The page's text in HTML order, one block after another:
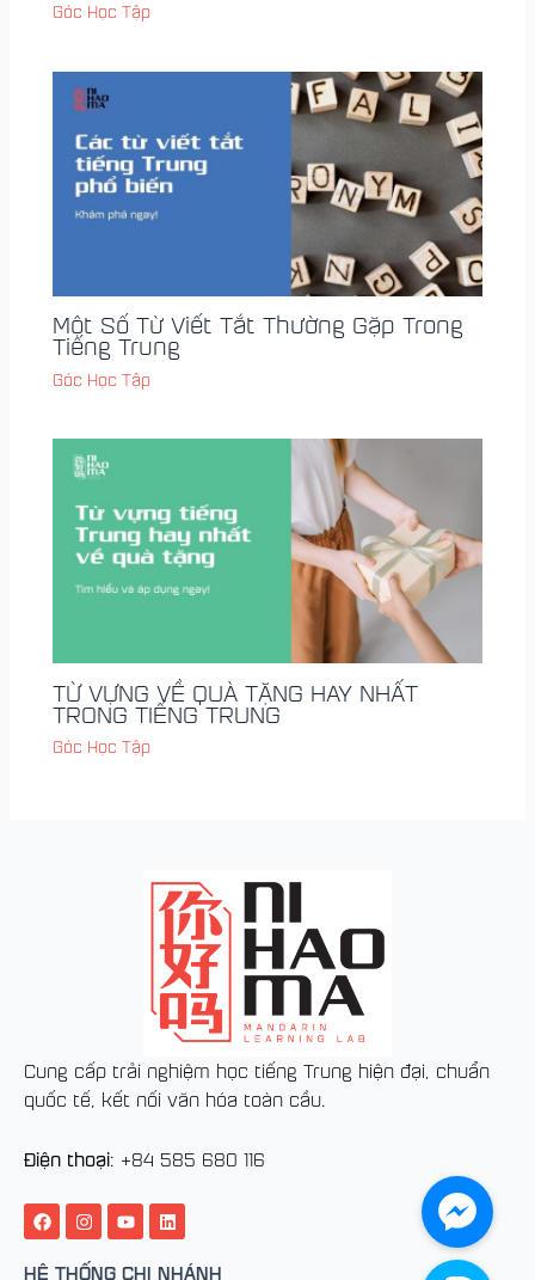
Góc Học Tập
Một Số Từ Viết Tắt Thường Gặp Trong
Tiếng Trung
Góc Học Tập
TỪ VỰNG VỀ QUÀ TẶNG HAY NHẤT
TRONG TIẾNG TRUNG
Góc Học Tập
Cung cấp trải nghiệm học tiếng Trung hiện đại, chuẩn
quốc tế, kết nối văn hóa toàn cầu.
Điện thoại: +84 585 680 116
F
a
c
e
I
n
s
t
Y
o
u
t
L
i
n
k
HỆ THỐNG CHI NHÁNH